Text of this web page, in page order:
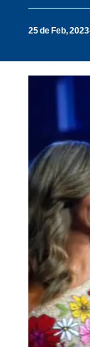
25 de Feb, 2023